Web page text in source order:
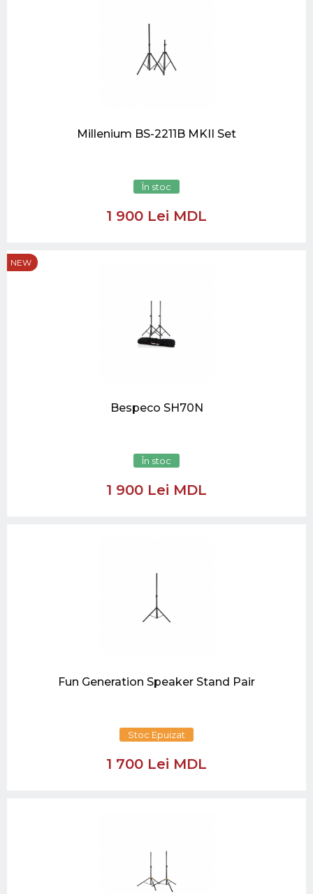
Millenium BS-2211B MKII Set
În stoc
1 900 Lei MDL
Bespeco SH70N
În stoc
1 900 Lei MDL
NEW
Fun Generation Speaker Stand Pair
Stoc Epuizat
1 700 Lei MDL